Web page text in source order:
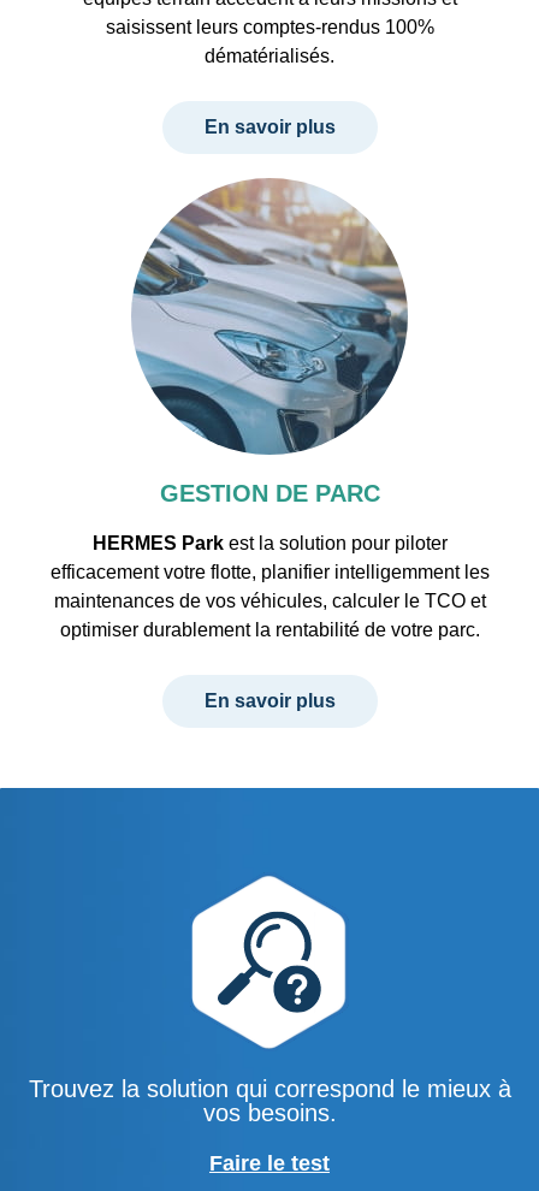
saisissent leurs comptes-rendus 100%
dématérialisés.
En savoir plus
GESTION DE PARC
HERMES Parkest la solution pour piloter
efficacement votre flotte, planifier intelligemment les
maintenances de vos véhicules, calculer le TCO et
optimiser durablement la rentabilité de votre parc.
En savoir plus
Trouvez la solution qui correspond le mieux à
vos besoins.
Faire le test